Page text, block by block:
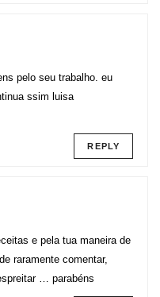
pelo seu trabalho. eu
ssim luisa
REPLY
e pela tua maneira de
raramente comentar,
… parabéns